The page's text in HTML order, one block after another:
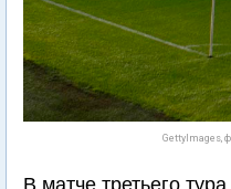
GettyImages,
В матче третьего